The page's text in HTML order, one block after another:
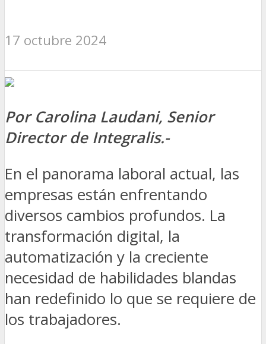
17 octubre 2024
Por Carolina Laudani, Senior
Director de Integralis.-
En el panorama laboral actual, las
empresas están enfrentando
diversos cambios profundos. La
transformación digital, la
automatización y la creciente
necesidad de habilidades blandas
han redefinido lo que se requiere de
los trabajadores.